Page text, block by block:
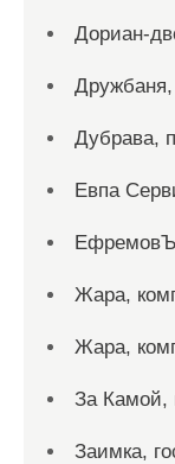
Дориан-
Дружбаня,
Дубрава,
Евпа
Жара,
Жара,
За Камой,
Заимка,